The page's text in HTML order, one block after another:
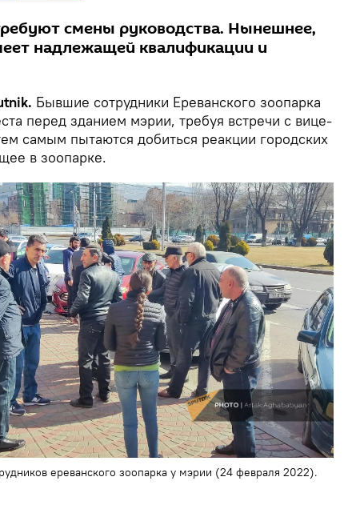
смены руководства. Нынешнее,
надлежащей квалификации и
Бывшие сотрудники Ереванского зоопарка
перед зданием мэрии, требуя встречи с вице-
самым пытаются добиться реакции городских
в зоопарке.
ереванского зоопарка у мэрии (24 февраля 2022).